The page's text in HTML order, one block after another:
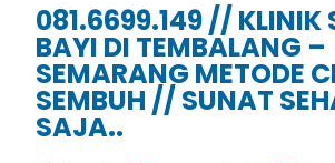
081.6699.149 // KLINIK
BAYI DI TEMBALANG –
SEMARANG METODE
SEMBUH // SUNAT
SAJA..